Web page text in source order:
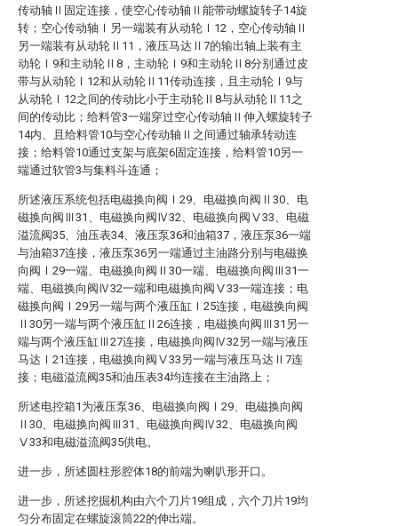
传动轴Ⅱ固定连接，使空心传动轴Ⅱ能带动螺旋转子14旋
转；空心传动轴Ⅰ另一端装有从动轮Ⅰ12，空心传动轴Ⅱ
另一端装有从动轮Ⅱ11，液压马达Ⅱ7的输出轴上装有主
动轮Ⅰ9和主动轮Ⅱ8，主动轮Ⅰ9和主动轮Ⅱ8分别通过皮
带与从动轮Ⅰ12和从动轮Ⅱ11传动连接，且主动轮Ⅰ9与
从动轮Ⅰ12之间的传动比小于主动轮Ⅱ8与从动轮Ⅱ11之
间的传动比；给料管3一端穿过空心传动轴Ⅱ伸入螺旋转子
14内、且给料管10与空心传动轴Ⅱ之间通过轴承转动连
接；给料管10通过支架与底架6固定连接，给料管10另一
端通过软管3与集料斗连通；
所述液压系统包括电磁换向阀Ⅰ29、电磁换向阀Ⅱ30、电
磁换向阀Ⅲ31、电磁换向阀Ⅳ32、电磁换向阀Ⅴ33、电磁
溢流阀35、油压表34、液压泵36和油箱37，液压泵36一端
与油箱37连接，液压泵36另一端通过主油路分别与电磁换
向阀Ⅰ29一端、电磁换向阀Ⅱ30一端、电磁换向阀Ⅲ31一
端、电磁换向阀Ⅳ32一端和电磁换向阀Ⅴ33一端连接；电
磁换向阀Ⅰ29另一端与两个液压缸Ⅰ25连接，电磁换向阀
Ⅱ30另一端与两个液压缸Ⅱ26连接，电磁换向阀Ⅲ31另一
端与两个液压缸Ⅲ27连接，电磁换向阀Ⅳ32另一端与液压
马达Ⅰ21连接，电磁换向阀Ⅴ33另一端与液压马达Ⅱ7连
接；电磁溢流阀35和油压表34均连接在主油路上；
所述电控箱1为液压泵36、电磁换向阀Ⅰ29、电磁换向阀
Ⅱ30、电磁换向阀Ⅲ31、电磁换向阀Ⅳ32、电磁换向阀
Ⅴ33和电磁溢流阀35供电。
进一步，所述圆柱形腔体18的前端为喇叭形开口。
进一步，所述挖掘机构由六个刀片19组成，六个刀片19均
匀分布固定在螺旋滚筒22的伸出端。